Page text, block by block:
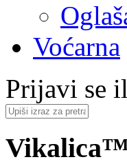
Voćarna
Prijavi se